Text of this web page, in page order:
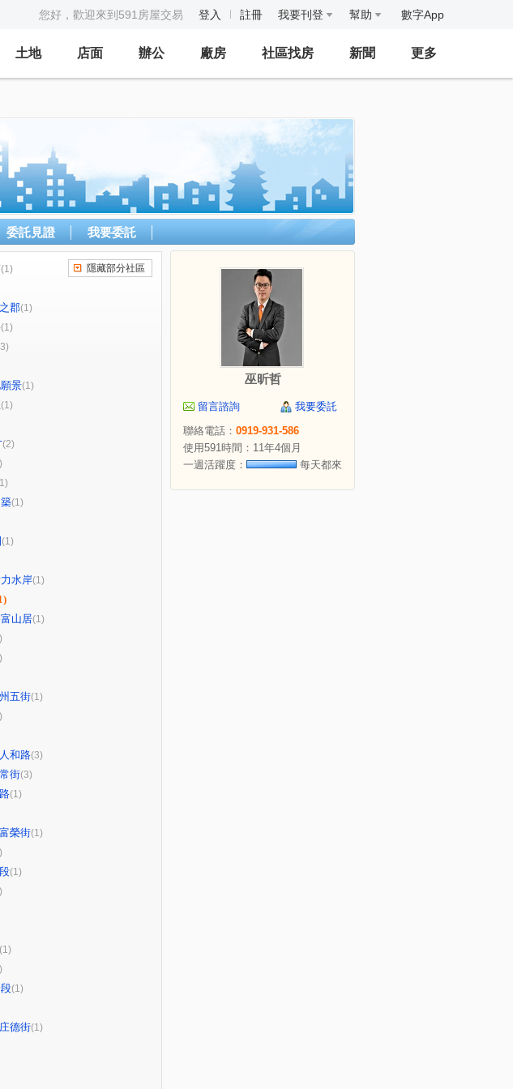
您好，歡迎來到591房屋交易 登入 註冊 我要刊登 幫助 數字App
土地 店面 辦公 廠房 社區找房 新聞 更多
委託見證 我要委託
(1)
郡(1)
(1)
景(1)
(1)
(2)
(1)
(1)
水岸(1)
山居(1)
五街(1)
人和路(3)
街(3)
(1)
富榮街(1)
(1)
(1)
(1)
庄德街(1)
隱藏部分社區
巫昕哲
留言諮詢
我要委託
聯絡電話： 0919-931-586
使用591時間：11年4個月
一週活躍度：
每天都來